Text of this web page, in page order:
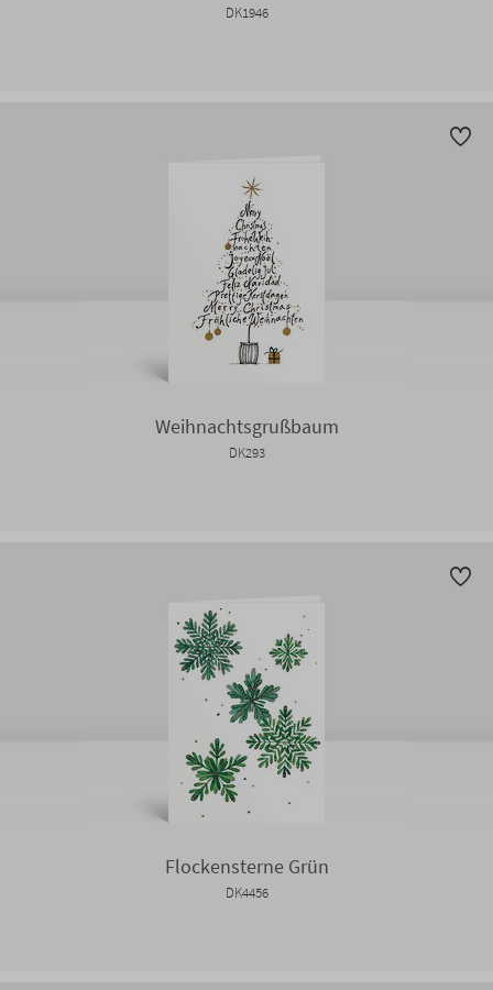
DK1946
Weihnachtsgrußbaum
DK293
Flockensterne Grün
DK4456